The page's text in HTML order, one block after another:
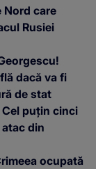
Nord care
Rusiei
dacă va fi
de stat
Cel puțin cinci
din
ocupată